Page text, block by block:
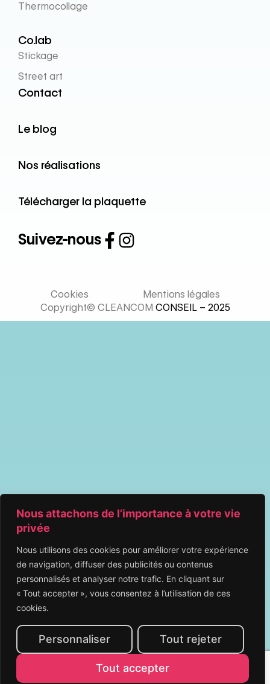
Nous attachons de l’importance à votre vie
privée
Nous utilisons des cookies pour améliorer votre expérience
de navigation, diffuser des publicités ou contenus
personnalisés et analyser notre trafic. En cliquant sur
« Tout accepter », vous consentez à l’utilisation de ces
cookies.
Personnaliser Tout rejeter
Tout accepter
Thermocollage
Co.lab
Stickage
Street art
Contact
Le blog
Nos réalisations
Télécharger la plaquette
Suivez-nous
Cookies
Mentions légales
Copyright© CLEANCOM CONSEIL – 2025